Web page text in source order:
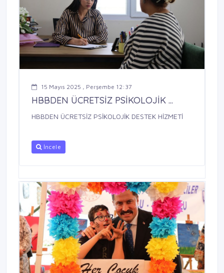
15 Mayıs 2025 , Perşembe 12:37
HBBDEN ÜCRETSİZ PSİKOLOJİK ...
HBBDEN ÜCRETSİZ PSİKOLOJİK DESTEK HİZMETİ
İncele